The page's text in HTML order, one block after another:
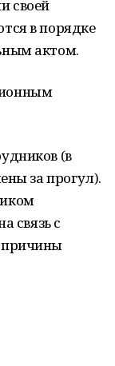
своей
в порядке
актом.
(в
за прогул).
связь с
причины